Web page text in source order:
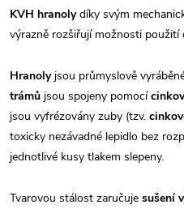
KVH hranolydíky svým
výrazně rozšiřují možnosti použití
Hranolyjsou průmyslově
trámů jsou spojeny pomocí
jsou vyfrézovány zuby (tzv.
toxicky nezávadné lepidlo bez
jednotlivé kusy tlakem slepeny.
Tvarovou stálost zaručuje sušení